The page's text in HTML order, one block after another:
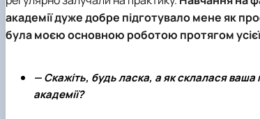
академії дуже добре підготувало мене як
була моєю основною роботою протягом
— Скажіть, будь ласка, а як склалася ваша
академії?